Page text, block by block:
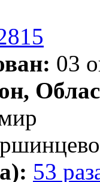
03
53